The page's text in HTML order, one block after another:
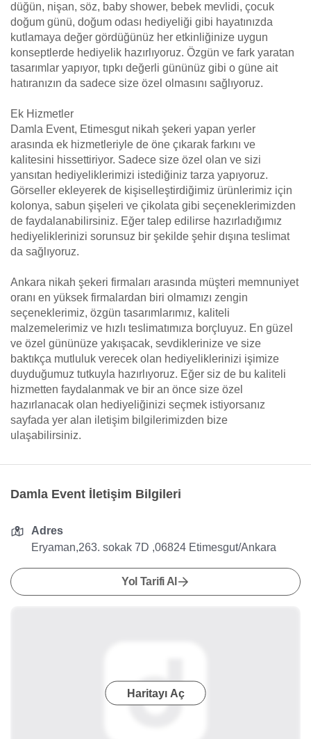
düğün, nişan, söz, baby shower, bebek mevlidi, çocuk
doğum günü, doğum odası hediyeliği gibi hayatınızda
kutlamaya değer gördüğünüz her etkinliğinize uygun
konseptlerde hediyelik hazırlıyoruz. Özgün ve fark yaratan
tasarımlar yapıyor, tıpkı değerli gününüz gibi o güne ait
hatıranızın da sadece size özel olmasını sağlıyoruz.
Ek Hizmetler
Damla Event, Etimesgut nikah şekeri yapan yerler
arasında ek hizmetleriyle de öne çıkarak farkını ve
kalitesini hissettiriyor. Sadece size özel olan ve sizi
yansıtan hediyeliklerimizi istediğiniz tarza yapıyoruz.
Görseller ekleyerek de kişiselleştirdiğimiz ürünlerimiz için
kolonya, sabun şişeleri ve çikolata gibi seçeneklerimizden
de faydalanabilirsiniz. Eğer talep edilirse hazırladığımız
hediyeliklerinizi sorunsuz bir şekilde şehir dışına teslimat
da sağlıyoruz.
Ankara nikah şekeri firmaları arasında müşteri memnuniyet
oranı en yüksek firmalardan biri olmamızı zengin
seçeneklerimiz, özgün tasarımlarımız, kaliteli
malzemelerimiz ve hızlı teslimatımıza borçluyuz. En güzel
ve özel gününüze yakışacak, sevdiklerinize ve size
baktıkça mutluluk verecek olan hediyeliklerinizi işimize
duyduğumuz tutkuyla hazırlıyoruz. Eğer siz de bu kaliteli
hizmetten faydalanmak ve bir an önce size özel
hazırlanacak olan hediyeliğinizi seçmek istiyorsanız
sayfada yer alan iletişim bilgilerimizden bize
ulaşabilirsiniz.
Damla Event İletişim Bilgileri
Adres
Eryaman,263. sokak 7D ,06824 Etimesgut/Ankara
Yol Tarifi Al
Haritayı Aç